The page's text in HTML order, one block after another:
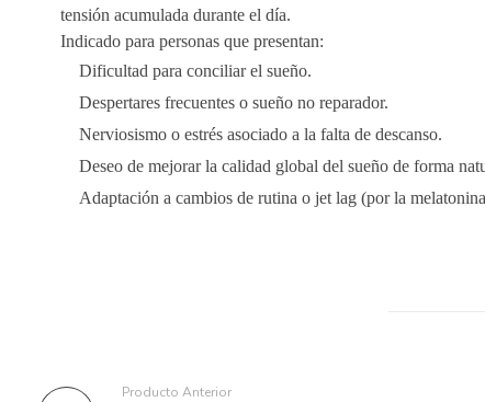
tensión acumulada durante el día.
Indicado para personas que presentan:
Dificultad para conciliar el sueño.
Despertares frecuentes o sueño no reparador.
Nerviosismo o estrés asociado a la falta de descanso.
Deseo de mejorar la calidad global del sueño de forma
Adaptación a cambios de rutina o jet lag (por la
Producto Anterior